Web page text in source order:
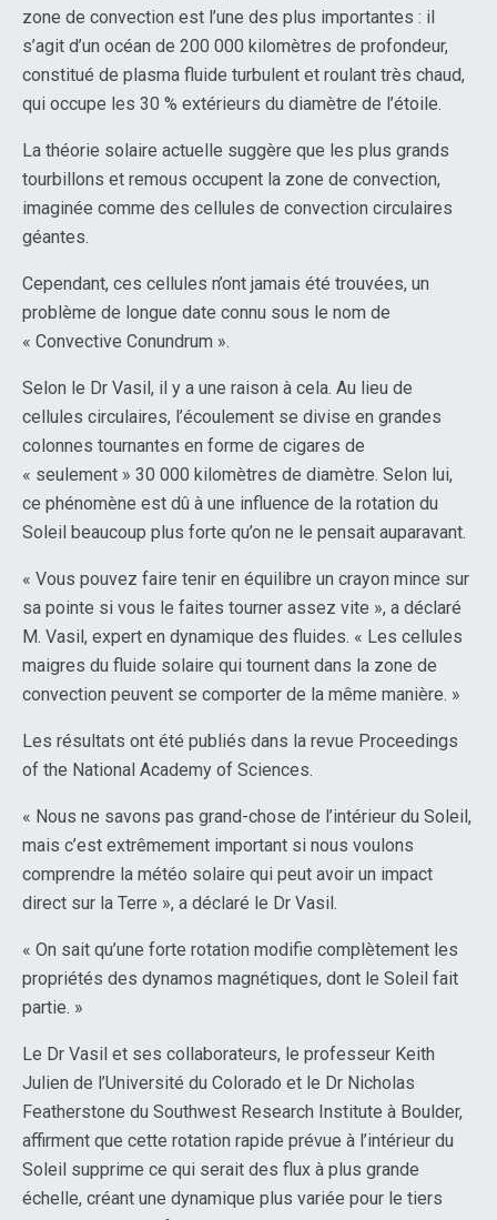
zone de convection est l’une des plus importantes : il
s’agit d’un océan de 200 000 kilomètres de profondeur,
constitué de plasma fluide turbulent et roulant très chaud,
qui occupe les 30 % extérieurs du diamètre de l’étoile.
La théorie solaire actuelle suggère que les plus grands
tourbillons et remous occupent la zone de convection,
imaginée comme des cellules de convection circulaires
géantes.
Cependant, ces cellules n’ont jamais été trouvées, un
problème de longue date connu sous le nom de
« Convective Conundrum ».
Selon le Dr Vasil, il y a une raison à cela. Au lieu de
cellules circulaires, l’écoulement se divise en grandes
colonnes tournantes en forme de cigares de
« seulement » 30 000 kilomètres de diamètre. Selon lui,
ce phénomène est dû à une influence de la rotation du
Soleil beaucoup plus forte qu’on ne le pensait auparavant.
« Vous pouvez faire tenir en équilibre un crayon mince sur
sa pointe si vous le faites tourner assez vite », a déclaré
M. Vasil, expert en dynamique des fluides. « Les cellules
maigres du fluide solaire qui tournent dans la zone de
convection peuvent se comporter de la même manière. »
Les résultats ont été publiés dans la revue Proceedings
of the National Academy of Sciences.
« Nous ne savons pas grand-chose de l’intérieur du Soleil,
mais c’est extrêmement important si nous voulons
comprendre la météo solaire qui peut avoir un impact
direct sur la Terre », a déclaré le Dr Vasil.
« On sait qu’une forte rotation modifie complètement les
propriétés des dynamos magnétiques, dont le Soleil fait
partie. »
Le Dr Vasil et ses collaborateurs, le professeur Keith
Julien de l’Université du Colorado et le Dr Nicholas
Featherstone du Southwest Research Institute à Boulder,
affirment que cette rotation rapide prévue à l’intérieur du
Soleil supprime ce qui serait des flux à plus grande
échelle, créant une dynamique plus variée pour le tiers